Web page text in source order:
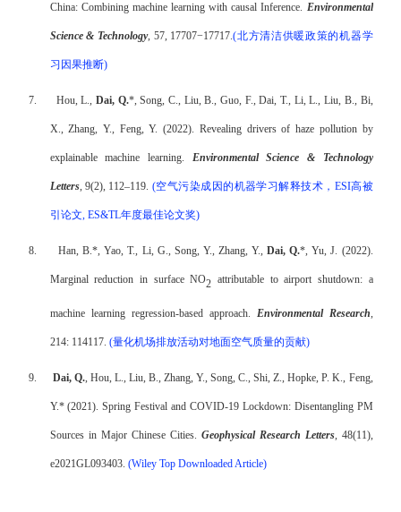
China: Combining machine learning with causal Inference. Environmental
Science & Technology, 57, 17707−17717.(北方清洁供暖政策的机器学
习因果推断)
7. Hou, L., Dai, Q.*, Song, C., Liu, B., Guo, F., Dai, T., Li, L., Liu, B., Bi,
X., Zhang, Y., Feng, Y. (2022). Revealing drivers of haze pollution by
explainable machine learning. Environmental Science & Technology
Letters, 9(2), 112–119. (空气污染成因的机器学习解释技术， ESI高被
引论文, ES&TL年度最佳论文奖)
8. Han, B.*, Yao, T., Li, G., Song, Y., Zhang, Y.,Dai, Q.*, Yu, J. (2022).
Marginal reduction in surface NO2 attributable to airport shutdown: a
machine learning regression-based approach. Environmental Research
214: 114117. (量化机场排放活动对地面空气质量的贡献)
9. Dai, Q., Hou, L., Liu, B., Zhang, Y., Song, C., Shi, Z., Hopke, P. K., Feng,
Y.* (2021). Spring Festival and COVID-19 Lockdown: Disentangling PM
Sources in Major Chinese Cities. Geophysical Research Letters, 48(11),
e2021GL093403. (Wiley Top Downloaded Article)